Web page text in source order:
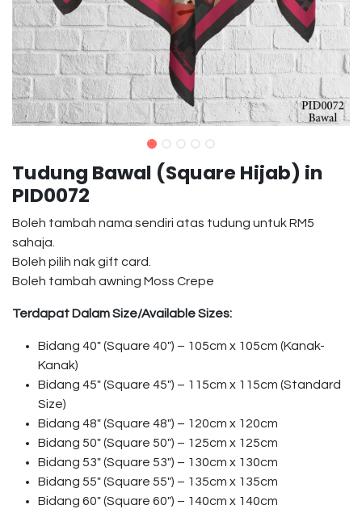
Tudung Bawal (Square Hijab) in
PID0072
Boleh tambah nama sendiri atas tudung untuk RM5
sahaja.
Boleh pilih nak gift card.
Boleh tambah awning Moss Crepe
Terdapat Dalam Size/Available Sizes:
Bidang 40″ (Square 40″) – 105cm x 105cm (Kanak-
Kanak)
Bidang 45″ (Square 45″) – 115cm x 115cm (Standard
Size)
Bidang 48″ (Square 48″) – 120cm x 120cm
Bidang 50″ (Square 50″) – 125cm x 125cm
Bidang 53″ (Square 53″) – 130cm x 130cm
Bidang 55″ (Square 55″) – 135cm x 135cm
Bidang 60″ (Square 60″) – 140cm x 140cm